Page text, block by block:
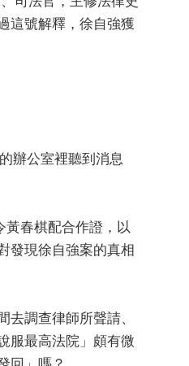
這號解釋，徐自強獲
辦公室裡聽到消息
黃春棋配合作證，以
發現徐自強案的真相
調查律師所聲請、
服最高法院」頗有微